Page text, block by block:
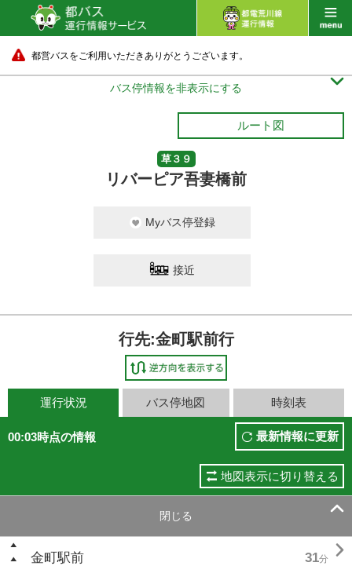
都営バスをご利用いただきありがとうございます。
バス停情報を非表示にする 
ルート図
草３９
リバーピア吾妻橋前
Myバス停登録
接近
行先:金町駅前行
運行状況 バス停地図 時刻表
00:03時点の情報 最新情報に更新
地図表示に切り替える
閉じる 
金町駅前 31分 